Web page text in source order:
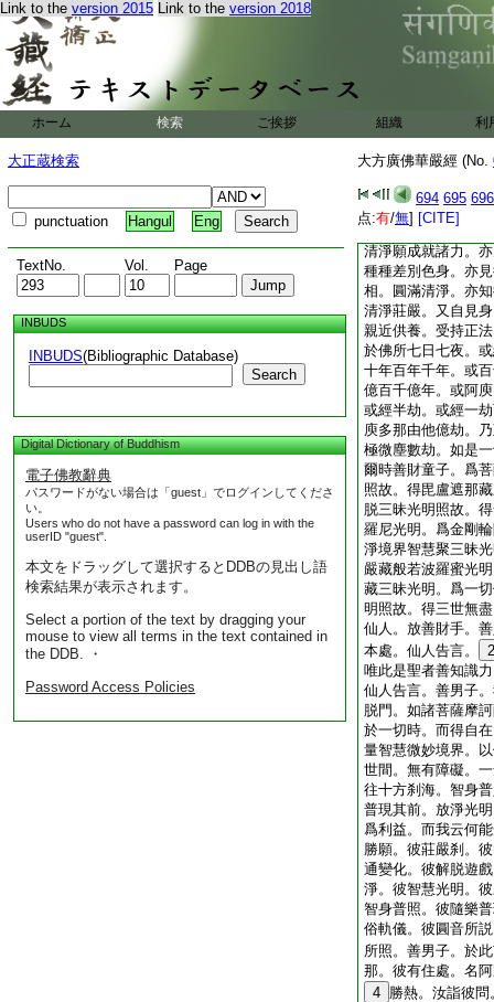
Link to the version 2015 Link to the version 2018
ホーム 検索 ご挨拶 組織 利
大正蔵検索
punctuation Hangul Eng
TextNo. Vol. Page
INBUDS
INBUDS(Bibliographic Database)
Search
Digital Dictionary of Buddhism
電子佛教辭典
パスワードがない場合は「guest」でログインしてくださ
い。
Users who do not have a password can log in with the
userID "guest".
本文をドラッグして選択するとDDBの見出し語
検索結果が表示されます。
Select a portion of the text by dragging your
mouse to view all terms in the text contained in
the DDB. ・
Password Access Policies
大方廣佛華嚴經 (No.
694 695 696
点:有/無] [CITE]
言。善男子。我得
白言。聖者。此解
伸右手。摩善財頂
其身。普往十方百
種相好光明熾盛。
所樂而演説法。一
受諸佛法輪。各別
第。無有雜亂。亦 1
欲。隨其根性。雨
於往昔時。以種種
清淨願成就諸力。
種種差別色身。亦
相。圓滿清淨。亦
清淨莊嚴。又自見
親近供養。受持正
於佛所七日七夜。
十年百年千年。或
億百千億年。或阿
或經半劫。或經一
庾多那由他億劫。
極微塵數劫。如是
爾時善財童子。爲
照故。得毘盧遮那
脱三昧光明照故。
羅尼光明。爲金剛
淨境界智慧聚三昧
嚴藏般若波羅蜜光
藏三昧光明。爲一
明照故。得三世無
仙人。放善財手。
本處。仙人告言。
2
唯此是聖者善知識
仙人告言。善男子
脱門。如諸菩薩摩
於一切時。而得自
量智慧微妙境界。
世間。無有障礙。
往十方刹海。智身
普現其前。放淨光
爲利益。而我云何
勝願。彼莊嚴刹。
通變化。彼解脱遊
淨。彼智慧光明。
智身普照。彼隨樂
俗軌儀。彼圓音所
所照。善男子。於
那。彼有住處。名
4 勝熱。汝詣彼